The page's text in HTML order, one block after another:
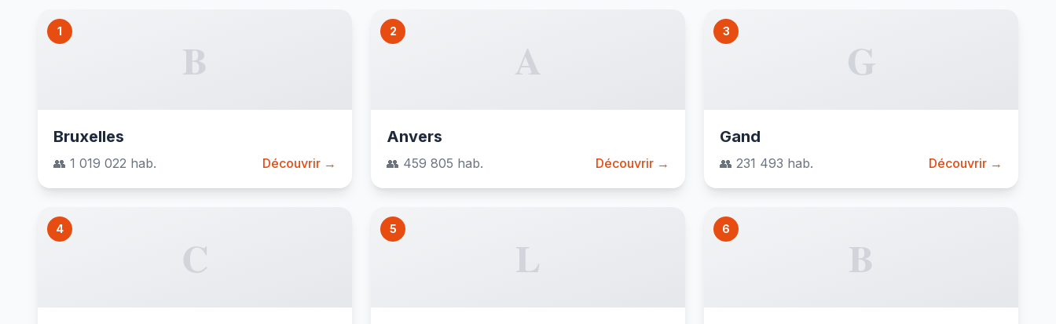
1
B
Bruxelles
👥 1 019 022 hab. Découvrir →
2
A
Anvers
👥 459 805 hab. Découvrir →
3
G
Gand
👥 231 493 hab. Découvrir →
4
C
5
L
6
B